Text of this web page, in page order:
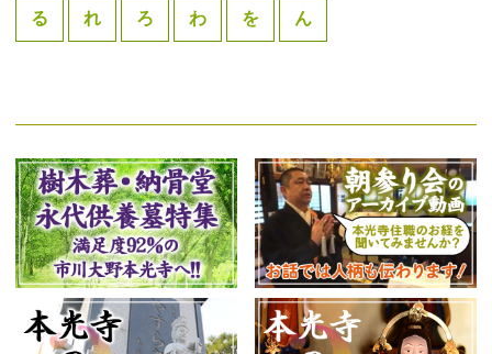
る れ ろ わ を ん